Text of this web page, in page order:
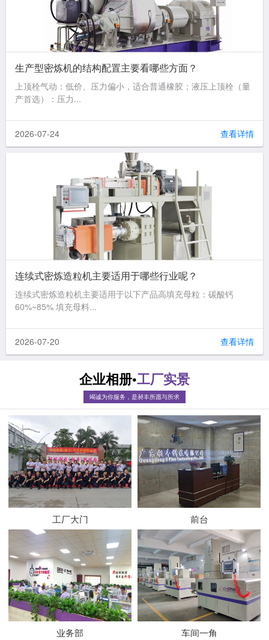
生产型密炼机的结构配置主要看哪些方面？
上顶栓气动：低价、压力偏小，适合普通橡胶；液压上顶栓（量
产首选）：压力...
2026-07-24 查看详情
连续式密炼造粒机主要适用于哪些行业呢？
连续式密炼造粒机主要适用于以下产品高填充母粒：碳酸钙
60%~85% 填充母料...
2026-07-20 查看详情
企业相册•工厂实景
竭诚为你服务，是昶丰所愿与所求
工厂大门 前台
业务部 车间一角